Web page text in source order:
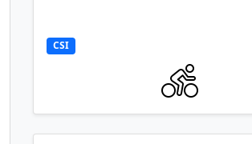
CSI